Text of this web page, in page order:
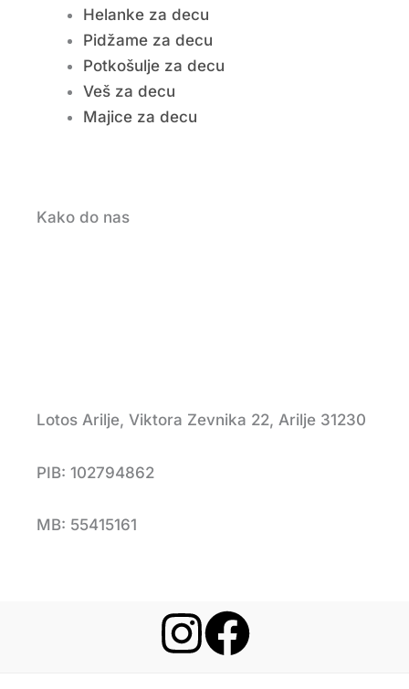
Helanke za decu
Pidžame za decu
Potkošulje za decu
Veš za decu
Majice za decu
Kako do nas
Lotos Arilje, Viktora Zevnika 22, Arilje 31230
PIB: 102794862
MB: 55415161